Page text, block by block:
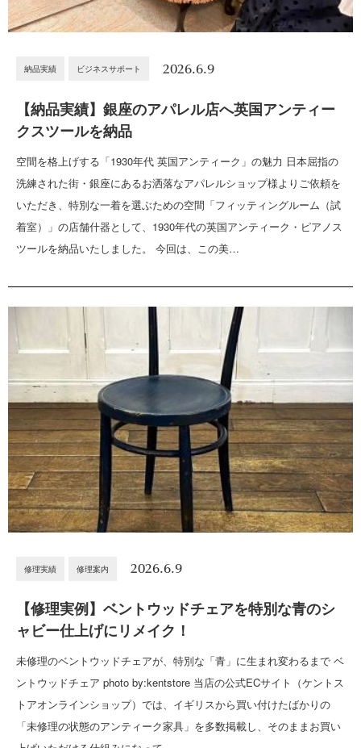
納品実績 ビジネスサポート 2026.6.9
【納品実績】銀座のアパレル店へ英国アンティー
クスツールを納品
空間を格上げする「1930年代 英国アンティーク」の魅力 日本屈指の
洗練された街・銀座にあるお洒落なアパレルショップ様よりご依頼を
いただき、特別な一着を選ぶための空間「フィッティングルーム（試
着室）」の店舗什器として、1930年代の英国アンティーク・ピアノス
ツールを納品いたしました。 今回は、この美…
修理実績 修理案内 2026.6.9
【修理実例】ベントウッドチェアを特別な青のシ
ャビー仕上げにリメイク！
未修理のベントウッドチェアが、特別な「青」に生まれ変わるまで ベ
ントウッドチェア photo by:kentstore 当店の公式ECサイト（ケントス
トアオンラインショップ）では、イギリスから買い付けたばかりの
「未修理の状態のアンティーク家具」を多数掲載し、そのままお買い